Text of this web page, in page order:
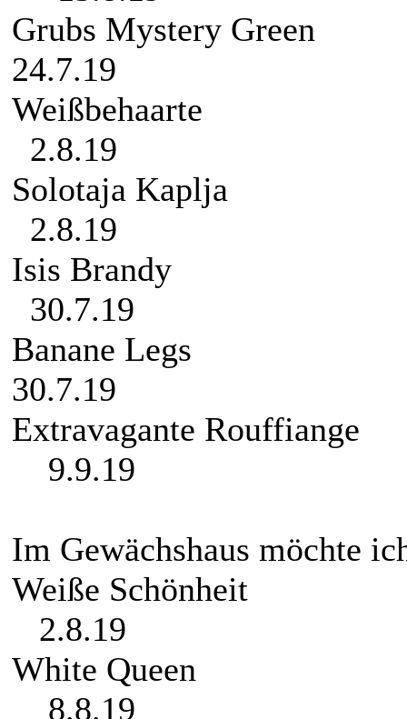
Grubs
24.7.19
2.8.19
2.8.19
Isis
30.7.19
30.7.19
9.9.19
Im Gewächshaus möchte
Weiße
2.8.19
White
8.8.19